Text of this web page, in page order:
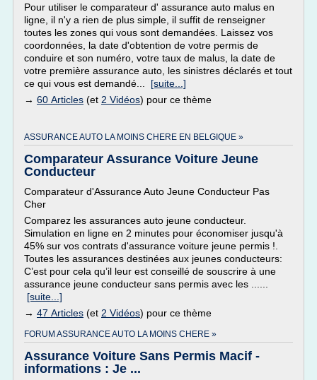
Pour utiliser le comparateur d' assurance auto malus en
ligne, il n'y a rien de plus simple, il suffit de renseigner
toutes les zones qui vous sont demandées. Laissez vos
coordonnées, la date d'obtention de votre permis de
conduire et son numéro, votre taux de malus, la date de
votre première assurance auto, les sinistres déclarés et tout
ce qui vous est demandé... [suite...]
→ 60 Articles (et 2 Vidéos) pour ce thème
ASSURANCE AUTO LA MOINS CHERE EN BELGIQUE »
Comparateur Assurance Voiture Jeune
Conducteur
Comparateur d'Assurance Auto Jeune Conducteur Pas
Cher
Comparez les assurances auto jeune conducteur.
Simulation en ligne en 2 minutes pour économiser jusqu'à
45% sur vos contrats d'assurance voiture jeune permis !.
Toutes les assurances destinées aux jeunes conducteurs:
C’est pour cela qu’il leur est conseillé de souscrire à une
assurance jeune conducteur sans permis avec les ......
[suite...]
→ 47 Articles (et 2 Vidéos) pour ce thème
FORUM ASSURANCE AUTO LA MOINS CHERE »
Assurance Voiture Sans Permis Macif -
informations : Je ...